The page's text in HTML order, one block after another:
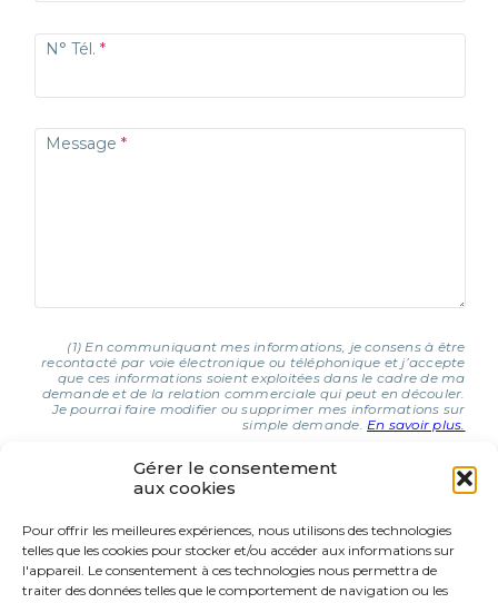
Gérer le consentement
aux cookies
Pour offrir les meilleures expériences, nous utilisons des technologies
telles que les cookies pour stocker et/ou accéder aux informations sur
l'appareil. Le consentement à ces technologies nous permettra de
traiter des données telles que le comportement de navigation ou les
N° Tél.
Message
(1) En communiquant mes informations, je consens à être
recontacté par voie électronique ou téléphonique et j’accepte
que ces informations soient exploitées dans le cadre de ma
demande et de la relation commerciale qui peut en découler.
Je pourrai faire modifier ou supprimer mes informations sur
simple demande. En savoir plus.
J'AI COMPRIS ET J'ACCEPTE (1)
9 Rue d’Italie
68310 Wittelsheim